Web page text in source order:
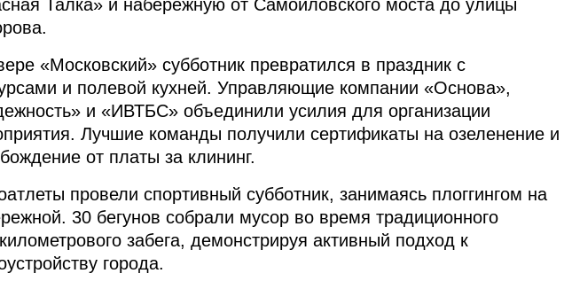
Талка» и набережную от Самойловского моста до улицы
«Московский» субботник превратился в праздник с
и полевой кухней. Управляющие компании «Основа»,
и «ИВТБС» объединили усилия для организации
Лучшие команды получили сертификаты на озеленение и
от платы за клининг.
провели спортивный субботник, занимаясь плоггингом на
30 бегунов собрали мусор во время традиционного
забега, демонстрируя активный подход к
города.